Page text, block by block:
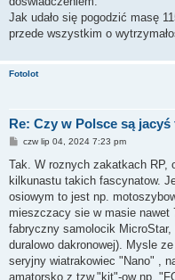
Jak udało się pogodzić masę
przede wszystkim o
Fotolot
Re: Czy w Polsce są
P
s
czw lip 04, 2024 7:23 pm
Tak. W roznych zakatkach RP,
kilkunastu takich fascynatow.
osiowym to jest np.
mieszczacy sie w masie nawet
fabryczny samolocik
duralowo dakronowej). Mysle
seryjny wiatrakowiec "Nano" ,
amatorsko z tzw."kit"-ow np.